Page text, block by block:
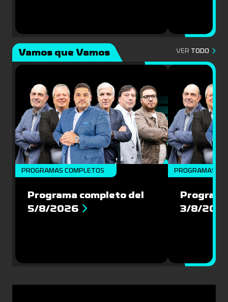
Vamos que Vamos VER TODO
PROGRAMAS COMPLETOS
Programa completo del
5/8/2026
PROGRAMAS
3/8/